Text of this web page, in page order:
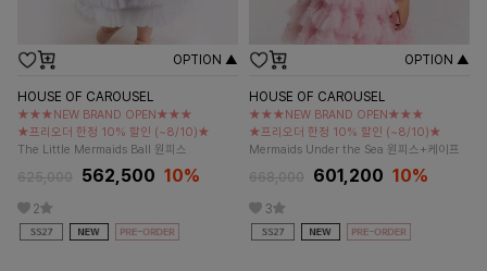
OPTION ▲
HOUSE OF CAROUSEL
★★★NEW BRAND OPEN★★★
★프리오더 한정 10% 할인 (~8/10)★
The Little Mermaids Ball 원피스
625,000 562,500 10%
2
OPTION ▲
HOUSE OF CAROUSEL
★★★NEW BRAND OPEN★★★
★프리오더 한정 10% 할인 (~8/10)★
Mermaids Under the Sea 원피스+케이프
668,000 601,200 10%
3